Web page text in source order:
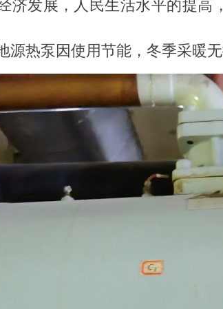
济发展，人民生活水平的提
源热泵因使用节能，冬季采暖